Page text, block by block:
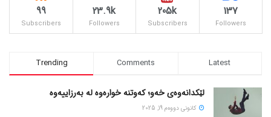
137
Followers
205k
Subscribers
23.9k
Followers
99
Subscribers
Trending Comments Latest
لێکدانەوەی خەو؛ کەوتنە خوارەوە لە بەرزاییەوە
كانونی دووه‌م 19, 2025